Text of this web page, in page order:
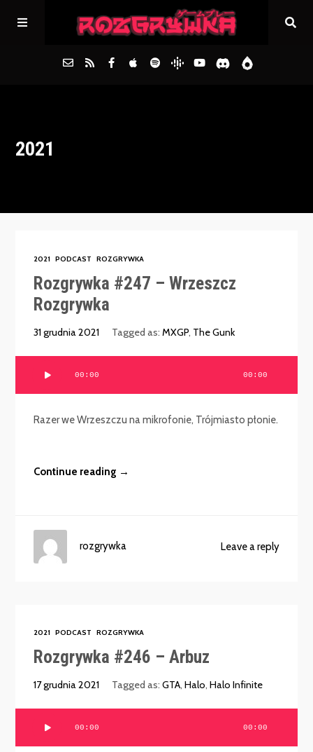
Archiwum
2021
2021 PODCAST ROZGRYWKA
Rozgrywka #247 – Wrzeszcz
Rozgrywka
31 grudnia 2021 Tagged as:MXGP, The Gunk
00:00 00:00
Razer we Wrzeszczu na mikrofonie, Trójmiasto płonie.
Continue reading →
Leave a reply
rozgrywka
2021 PODCAST ROZGRYWKA
Rozgrywka #246 – Arbuz
17 grudnia 2021 Tagged as:GTA,Halo,Halo Infinite
00:00 00:00